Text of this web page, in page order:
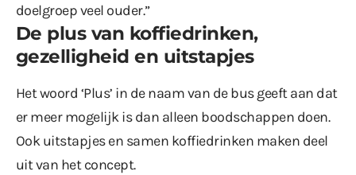
doelgroep veel ouder.”
De plus van koffiedrinken,
gezelligheid en uitstapjes
Het woord ‘Plus’ in de naam van de bus geeft aan dat
er meer mogelijk is dan alleen boodschappen doen.
Ook uitstapjes en samen koffiedrinken maken deel
uit van het concept.